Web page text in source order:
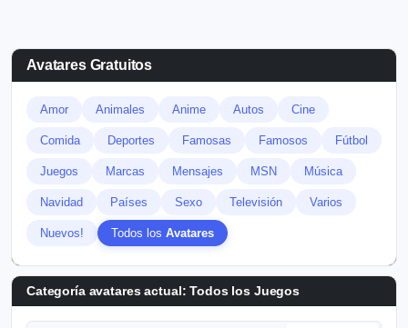
Avatares Gratuitos
Amor Animales Anime Autos Cine
Comida Deportes Famosas Famosos Fútbol
Juegos Marcas Mensajes MSN Música
Navidad Países Sexo Televisión Varios
Nuevos! Todos los Avatares
Categoría avatares actual: Todos los Juegos